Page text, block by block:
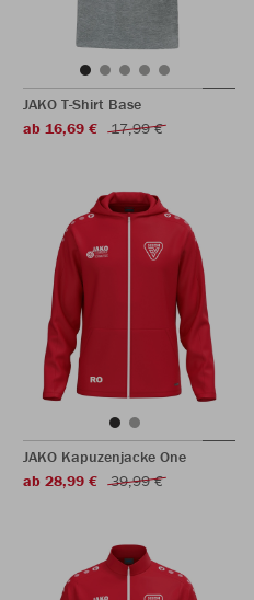
JAKO T-Shirt Base
ab 16,69 €
17,99 €
JAKO Kapuzenjacke One
ab 28,99 €
39,99 €